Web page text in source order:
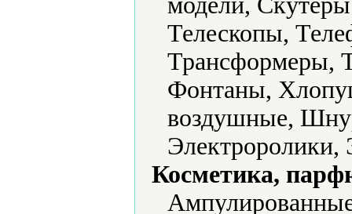
Телескопы,
Трансформеры,
Фонтаны,
воздушные,
Электроролики,
Косметика,